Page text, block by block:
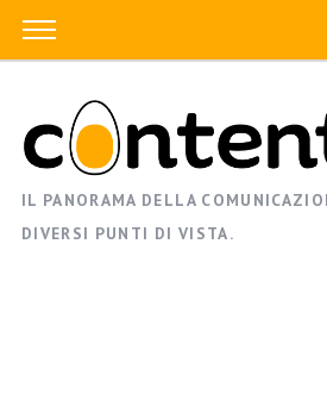
IL PANORAMA DELLA
DIVERSI PUNTI DI VISTA.